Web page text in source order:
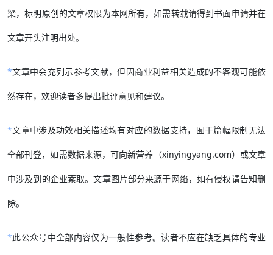
梁，标明原创的文章权限为本网所有，如需转载请得到书面申请并在
文章开头注明出处。
*文章中会充列示参考文献，但因商业利益相关造成的不客观可能依
然存在，欢迎读者多提出批评意见和建议。
*文章中涉及功效相关描述均有对应的数据支持，囿于篇幅限制无法
全部刊登，如需数据来源，可向新营养（xinyingyang.com）或文章
中涉及到的企业索取。文章图片部分来源于网络，如有侵权请告知删
除。
*此公众号中全部内容仅为一般性参考。读者不应在缺乏具体的专业